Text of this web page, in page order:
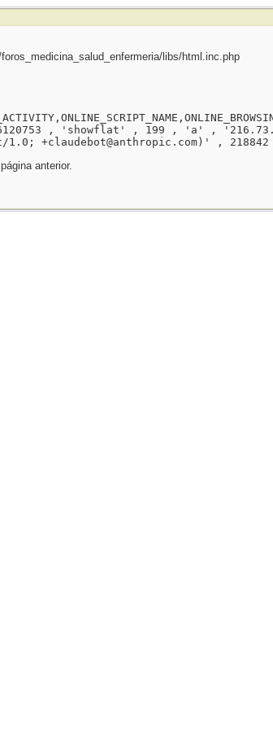
libs/html.inc.php
, 'showflat' , 199 , 'a' ,
1.0; +claudebot@anthropic.com)' ,
anterior.